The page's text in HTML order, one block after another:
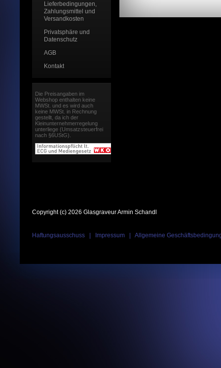
Lieferbedingungen,
Zahlungsmittel und
Versandkosten
Privatsphäre und
Datenschutz
AGB
Kontakt
Die Preisangaben im
Webshop enthalten keine
MWSt. und es wird auch
keine MWSt. in Rechnung
gestellt, da ich der
Kleinunternehmerregelung
unterliege (Umsatzsteuerfrei
nach §6UStG).
Copyright (c) 2026 Glasgraveur Armin Schandl
Haftungsausschuss Impressum Allgemeine